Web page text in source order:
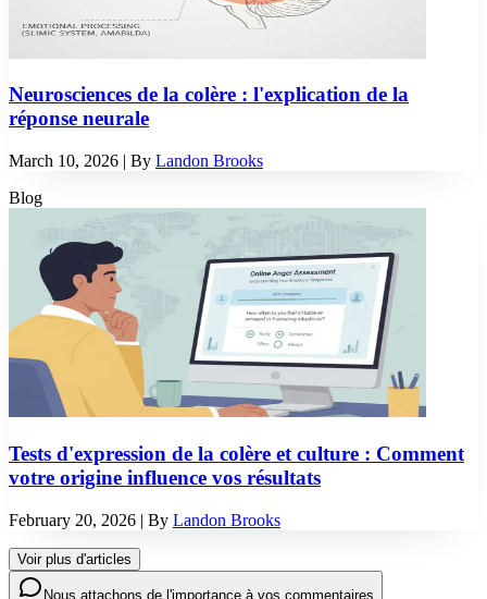
Neurosciences de la colère : l'explication de la
réponse neurale
March 10, 2026 | By Landon Brooks
Blog
Tests d'expression de la colère et culture : Comment
votre origine influence vos résultats
February 20, 2026 | By Landon Brooks
Voir plus d'articles
Nous attachons de l'importance à vos commentaires